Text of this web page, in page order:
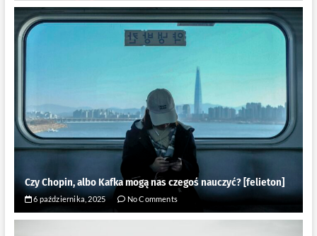
Czy Chopin, albo Kafka mogą nas czegoś nauczyć? [felieton]
6 października, 2025 No Comments